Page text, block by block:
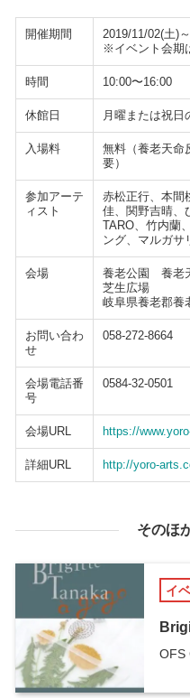
開催期間
2019/11/02(土)
※イベント会期
時間 10:00〜16:00
休館日 月曜または祝日
入場料
無料（養老天命
要）
参加アーテ
ィスト
赤松正行、本間
佳、関野吉晴、
TARO、竹内蘭
ング、マルガサ
会場
養老公園 養老
芝生広場
岐阜県養老郡養
お問い合わ
せ
058-272-8664
会場電話番
号
0584-32-0501
会場URL https://
詳細URL http://yoro-
そのほ
イ
OFS